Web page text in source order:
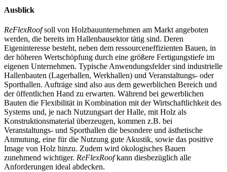
Ausblick
ReFlexRoofsoll von Holzbauunternehmen am Markt angeboten
werden, die bereits im Hallenbausektor tätig sind. Deren
Eigeninteresse besteht, neben dem ressourceneffizienten Bauen, in
der höheren Wertschöpfung durch eine größere Fertigungstiefe im
eigenen Unternehmen. Typische Anwendungsfelder sind industrielle
Hallenbauten (Lagerhallen, Werkhallen) und Veranstaltungs- oder
Sporthallen. Aufträge sind also aus dem gewerblichen Bereich und
der öffentlichen Hand zu erwarten. Während bei gewerblichen
Bauten die Flexibilität in Kombination mit der Wirtschaftlichkeit des
Systems und, je nach Nutzungsart der Halle, mit Holz als
Konstruktionsmaterial überzeugen, kommen z.B. bei
Veranstaltungs- und Sporthallen die besondere und ästhetische
Anmutung, eine für die Nutzung gute Akustik, sowie das positive
Image von Holz hinzu. Zudem wird ökologisches Bauen
zunehmend wichtiger. ReFlexRoofkann diesbezüglich alle
Anforderungen ideal abdecken.